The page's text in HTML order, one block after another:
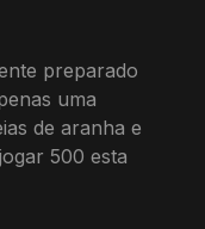
preparado
uma
de aranha e
500 esta